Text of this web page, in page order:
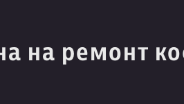
на ремонт